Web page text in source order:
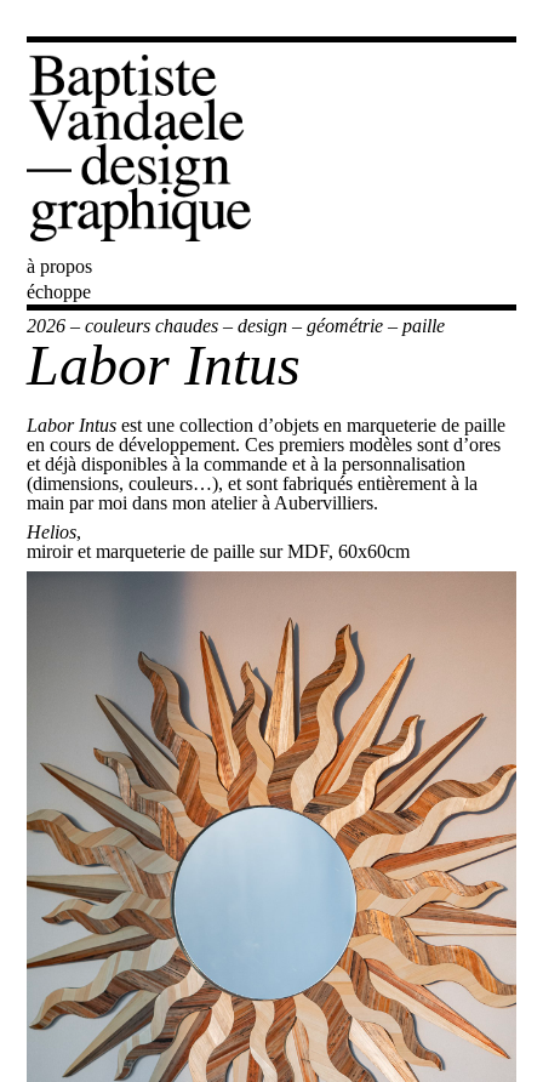
Baptiste Vandaele
à propos
échoppe
2026 –couleurs chaudes –design –géométrie –paille
Labor Intus
Labor Intus est une collection d’objets en marqueterie de paille
en cours de développement. Ces premiers modèles sont d’ores
et déjà disponibles à la commande et à la personnalisation
(dimensions, couleurs…), et sont fabriqués entièrement à la
main par moi dans mon atelier à Aubervilliers.
Helios,
miroir et marqueterie de paille sur MDF, 60x60cm